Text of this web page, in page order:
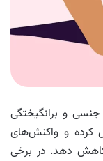
جنسی و برانگیختگی
کرده و واکنش‌های
کاهش دهد. در برخی